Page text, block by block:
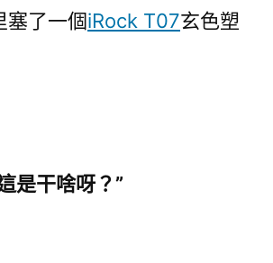
塞了一個iRock T07玄色塑
干啥呀？”